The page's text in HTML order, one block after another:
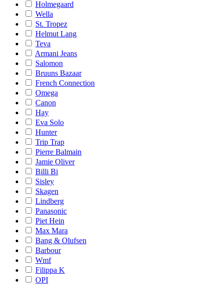
Holmegaard
Wella
St. Tropez
Helmut Lang
Teva
Armani Jeans
Salomon
Bruuns Bazaar
French Connection
Omega
Canon
Hay
Eva Solo
Hunter
Trip Trap
Pierre Balmain
Jamie Oliver
Billi Bi
Sisley
Skagen
Lindberg
Panasonic
Piet Hein
Max Mara
Bang & Olufsen
Barbour
Wmf
Filippa K
OPI